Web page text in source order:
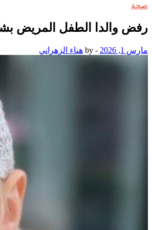
صحة
رفض والدا الطفل المريض
مارس 1, 2026 -
by هناء الزهراني